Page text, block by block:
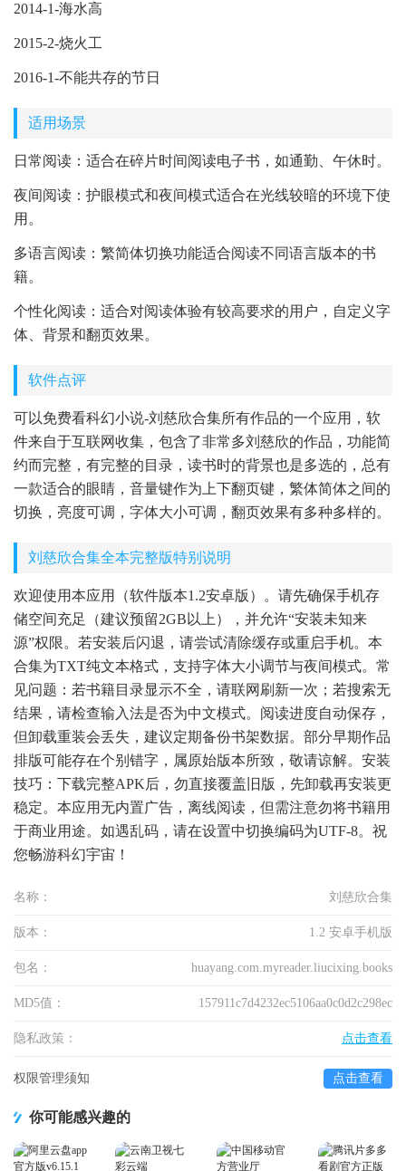
2014-1-海水高
2015-2-烧火工
2016-1-不能共存的节日
适用场景
日常阅读：适合在碎片时间阅读电子书，如通勤、午休时。
夜间阅读：护眼模式和夜间模式适合在光线较暗的环境下使
用。
多语言阅读：繁简体切换功能适合阅读不同语言版本的书
籍。
个性化阅读：适合对阅读体验有较高要求的用户，自定义字
体、背景和翻页效果。
软件点评
可以免费看科幻小说-刘慈欣合集所有作品的一个应用，软
件来自于互联网收集，包含了非常多刘慈欣的作品，功能简
约而完整，有完整的目录，读书时的背景也是多选的，总有
一款适合的眼睛，音量键作为上下翻页键，繁体简体之间的
切换，亮度可调，字体大小可调，翻页效果有多种多样的。
刘慈欣合集全本完整版特别说明
欢迎使用本应用（软件版本1.2安卓版）。请先确保手机存
储空间充足（建议预留2GB以上），并允许“安装未知来
源”权限。若安装后闪退，请尝试清除缓存或重启手机。本
合集为TXT纯文本格式，支持字体大小调节与夜间模式。常
见问题：若书籍目录显示不全，请联网刷新一次；若搜索无
结果，请检查输入法是否为中文模式。阅读进度自动保存，
但卸载重装会丢失，建议定期备份书架数据。部分早期作品
排版可能存在个别错字，属原始版本所致，敬请谅解。安装
技巧：下载完整APK后，勿直接覆盖旧版，先卸载再安装更
稳定。本应用无内置广告，离线阅读，但需注意勿将书籍用
于商业用途。如遇乱码，请在设置中切换编码为UTF-8。祝
您畅游科幻宇宙！
名称： 刘慈欣合集
版本： 1.2 安卓手机版
包名： huayang.com.myreader.liucixing.books
MD5值： 157911c7d4232ec5106aa0c0d2c298ec
隐私政策： 点击查看
权限管理须知 点击查看
你可能感兴趣的